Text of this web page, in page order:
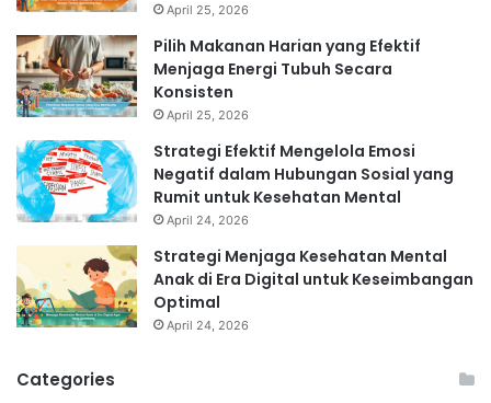
April 25, 2026
Pilih Makanan Harian yang Efektif
Menjaga Energi Tubuh Secara
Konsisten
April 25, 2026
Strategi Efektif Mengelola Emosi
Negatif dalam Hubungan Sosial yang
Rumit untuk Kesehatan Mental
April 24, 2026
Strategi Menjaga Kesehatan Mental
Anak di Era Digital untuk Keseimbangan
Optimal
April 24, 2026
Categories